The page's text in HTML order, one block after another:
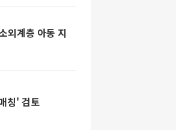
외계층 아동 지
칭' 검토